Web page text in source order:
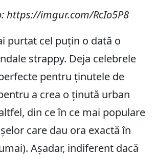
https://imgur.com/RcIo5P8
purtat cel puțin o dată o
strappy. Deja celebrele
pentru ținutele de
a crea o ținută urban
din ce în ce mai populare
care dau ora exactă în
Așadar, indiferent dacă